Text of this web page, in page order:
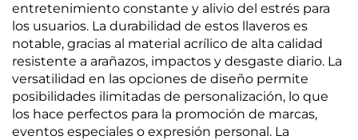
entretenimiento constante y alivio del estrés para
los usuarios. La durabilidad de estos llaveros es
notable, gracias al material acrílico de alta calidad
resistente a arañazos, impactos y desgaste diario. La
versatilidad en las opciones de diseño permite
posibilidades ilimitadas de personalización, lo que
los hace perfectos para la promoción de marcas,
eventos especiales o expresión personal. La